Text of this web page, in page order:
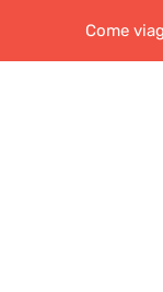
Come